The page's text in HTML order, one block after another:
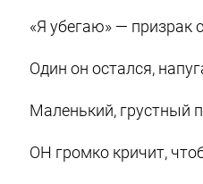
«Я убегаю» — призрак
Один он остался,
Маленький, грустный
ОН громко кричит,